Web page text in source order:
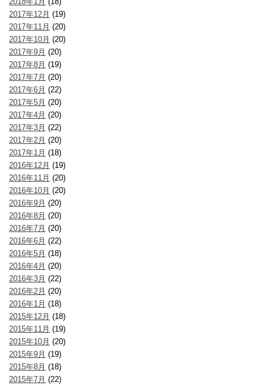
2017年12月 (19)
2017年11月 (20)
2017年10月 (20)
2017年9月 (20)
2017年8月 (19)
2017年7月 (20)
2017年6月 (22)
2017年5月 (20)
2017年4月 (20)
2017年3月 (22)
2017年2月 (20)
2017年1月 (18)
2016年12月 (19)
2016年11月 (20)
2016年10月 (20)
2016年9月 (20)
2016年8月 (20)
2016年7月 (20)
2016年6月 (22)
2016年5月 (18)
2016年4月 (20)
2016年3月 (22)
2016年2月 (20)
2016年1月 (18)
2015年12月 (18)
2015年11月 (19)
2015年10月 (20)
2015年9月 (19)
2015年8月 (18)
2015年7月 (22)